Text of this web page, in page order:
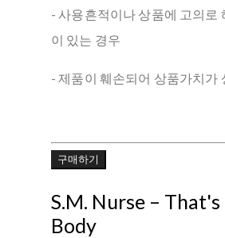
- 사용흔적이나 상품에 고의로
이 있는 경우
- 제품이 훼손되어 상품가치가
구매하기
S.M. Nurse ‎–
Body